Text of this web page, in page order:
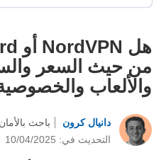
من حيث السعر
والألعاب
دانيال كرون
باحث
التحديث في: 10/04/2025